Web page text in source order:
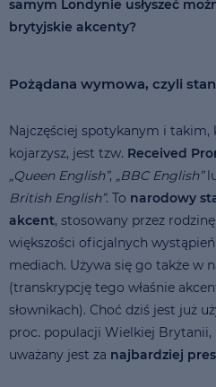
samym Londynie usłyszeć
brytyjskie akcenty?
Pożądana wymowa, czyli
Najczęściej spotykanym i takim,
kojarzysz, jest tzw. Received
„Queen English”, „BBC English”
British English”. To narodowy
akcent, stosowany przez
większości oficjalnych
mediach. Używa się go także w
(transkrypcję tego właśnie
słownikach). Choć dziś jest już
proc. populacji Wielkiej
uważany jest za najbardziej